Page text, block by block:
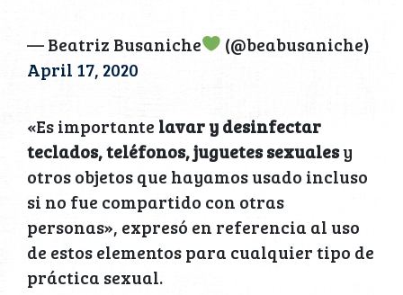
— Beatriz Busaniche
(@beabusaniche)
April 17, 2020
«Es importante lavar y desinfectar
teclados, teléfonos, juguetes sexualesy
otros objetos que hayamos usado incluso
si no fue compartido con otras
personas», expresó en referencia al uso
de estos elementos para cualquier tipo de
práctica sexual.